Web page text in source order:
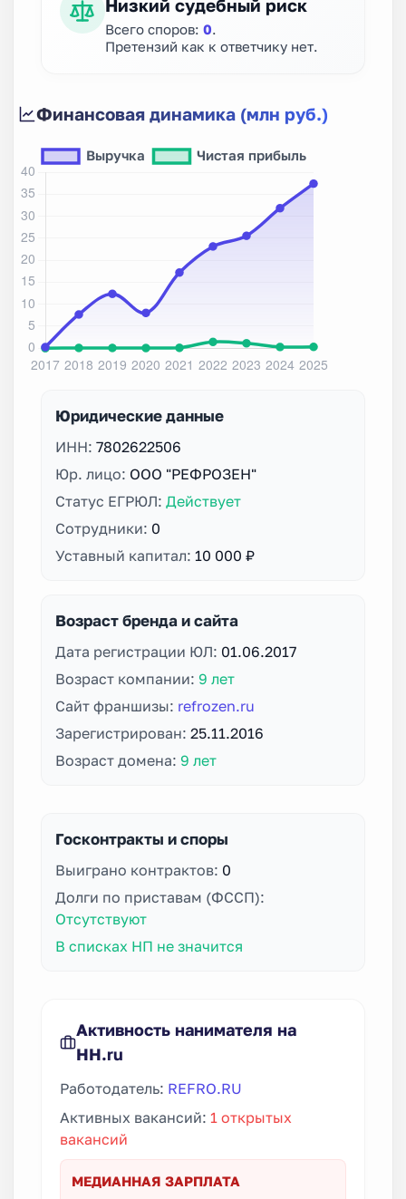
Низкий судебный риск
Всего споров: 0
Претензий как к ответчику нет.
Финансовая динамика (млн руб.)
Юридические данные
ИНН: 7802622506
Юр. лицо: ООО "РЕФРОЗЕН"
Статус ЕГРЮЛ: Действует
Сотрудники: 0
Уставный капитал: 10 000 ₽
Возраст бренда и сайта
Дата регистрации ЮЛ: 01.06.2017
Возраст компании: 9 лет
Сайт франшизы: refrozen.ru
Зарегистрирован: 25.11.2016
Возраст домена: 9 лет
Госконтракты и споры
Выиграно контрактов: 0
Долги по приставам (ФССП):
Отсутствуют
В списках НП не значится
Активность нанимателя на
HH.ru
Работодатель: REFRO.RU
Активных вакансий: 1 открытых
вакансий
МЕДИАННАЯ ЗАРПЛАТА